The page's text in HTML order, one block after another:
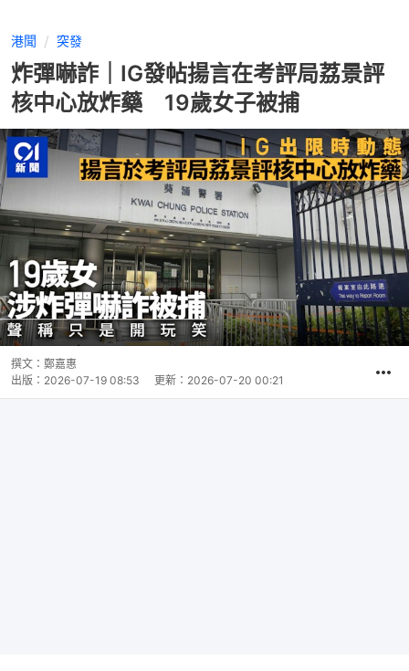
港聞 突發
炸彈嚇詐｜IG發帖揚言在考評局荔景評
核中心放炸藥 19歲女子被捕
撰文： 鄭嘉惠
出版： 2026-07-19 08:53 更新： 2026-07-20 00:21